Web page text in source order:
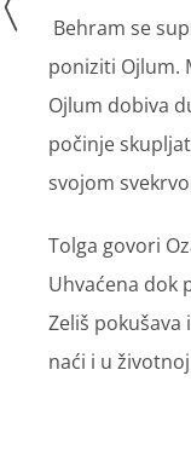
Behram se
poniziti Ojlum.
Ojlum dobiva
počinje
svojom
Tolga govori
Uhvaćena dok
Zeliš pokušava
naći i u